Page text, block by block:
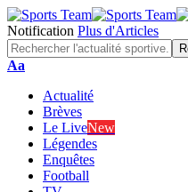
Notification Plus d'Articles
Font
Aa
Actualité
Brèves
Le LiveNew
Légendes
Enquêtes
Football